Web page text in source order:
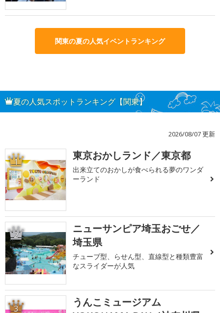
関東の夏の人気イベントランキング
夏の人気スポットランキング【関東】
2026/08/07 更新
1 東京おかしランド／東京都
出来立てのおかしが食べられる夢のワンダ
ーランド
2
ニューサンピア埼玉おごせ／
埼玉県
チューブ型、らせん型、直線型と種類豊富
なスライダーが人気
3
うんこミュージアム